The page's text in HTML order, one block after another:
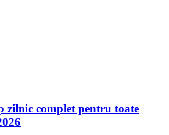
zilnic complet pentru toate